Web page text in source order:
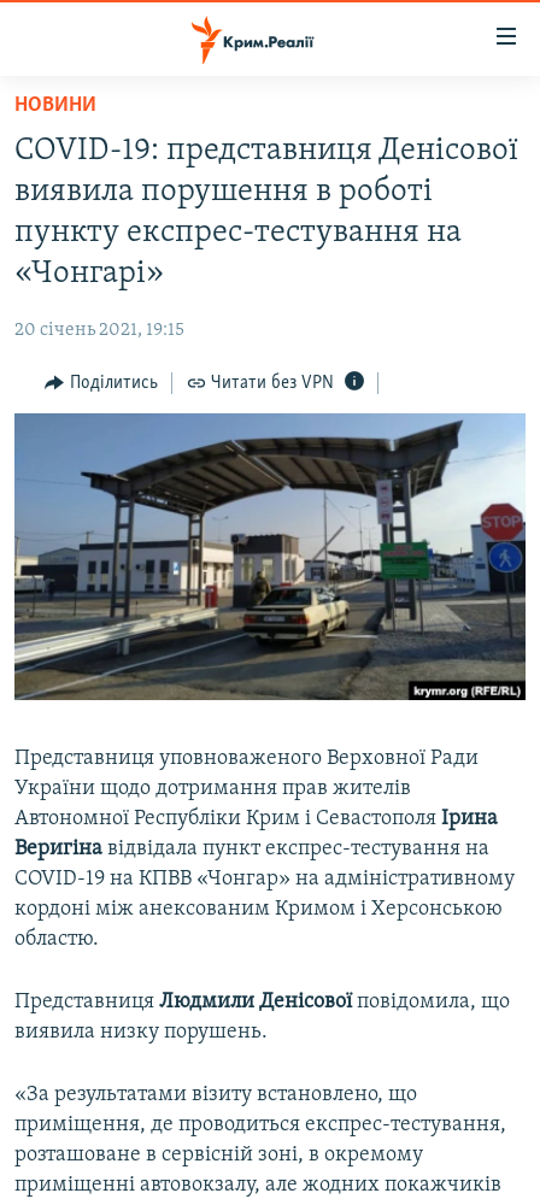
Перейти
основного
матеріалу
до
основної
Перейти
пошуку
ПОЛІТИКА
ІНТЕРВ'Ю
СПЕЦПРОЕКТИ
ДЕПОРТАЦІЯ
ВІДЕОУРОКИ «ELIFBE»
СВІДЧЕННЯ ОКУПАЦІЇ
УКРАЇНСЬКА ПРОБЛЕМА КРИМУ
ІНФОГРАФІКА
ЯК ОБІЙТИ БЛОКУВАННЯ
Русский
Qırımtatar
ДОЛУЧАЙСЯ!
Усі сайти RFE/RL
НОВИНИ
COVID-19: представниця Денісової
виявила порушення в роботі
пункту експрес-тестування на
«Чонгарі»
20 січень 2021, 19:15
Поділитись Читати без VPN
Представниця уповноваженого Верховної Ради
України щодо дотримання прав жителів
Автономної Республіки Крим і Севастополя Ірина
Веригіна відвідала пункт експрес-тестування на
COVID-19 на КПВВ «Чонгар» на адміністративному
кордоні між анексованим Кримом і Херсонською
областю.
Представниця Людмили Денісовоїповідомила, що
виявила низку порушень.
«За результатами візиту встановлено, що
приміщення, де проводиться експрес-тестування,
розташоване в сервісній зоні, в окремому
приміщенні автовокзалу, але жодних покажчиків